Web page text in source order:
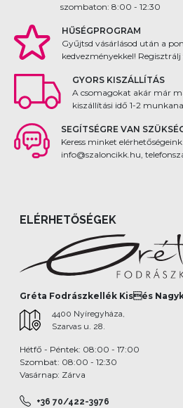
szombaton: 8:00 - 12:30
HŰSÉGPROGRAM
Gyűjtsd vásárlásod után a
kedvezményekkel!
GYORS KISZÁLLÍTÁS
A csomagokat akár már
kiszállítási idő 1-2
SEGÍTSÉGRE VAN
Keress minket
info@szaloncikk.hu,
ELÉRHETŐSÉGEK
Gréta Fodrászkellék Kisés
4400 Nyíregyháza,
Szarvas u. 28.
Hétfő - Péntek: 08:00 - 17:00
Szombat: 08:00 - 12:30
Vasárnap: Zárva
+36 70/422-3976